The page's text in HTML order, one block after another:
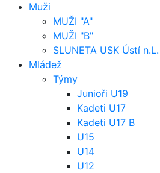
Muži
MUŽI "A"
MUŽI "B"
SLUNETA USK Ústí n.L.
Mládež
Týmy
Junioři U19
Kadeti U17
Kadeti U17 B
U15
U14
U12